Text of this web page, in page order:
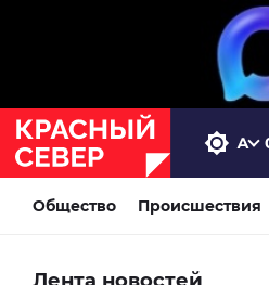
Общество Происшествия